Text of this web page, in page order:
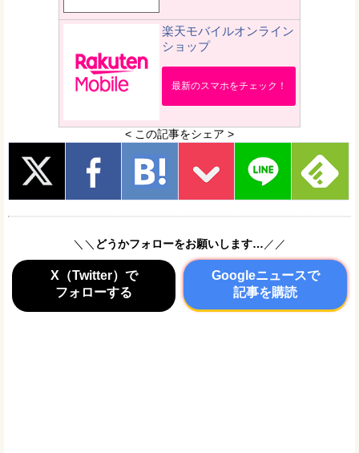
楽天モバイルオンライン
ショップ
最新のスマホをチェック！
< この記事をシェア >
＼＼ どうかフォローをお願いします… ／／
X（Twitter）で
フォローする
Googleニュースで
記事を購読